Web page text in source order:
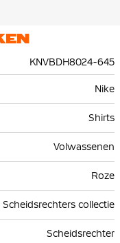
KNVBDH8024-645
Nike
Shirts
Volwassenen
Roze
Scheidsrechters collectie
Scheidsrechter